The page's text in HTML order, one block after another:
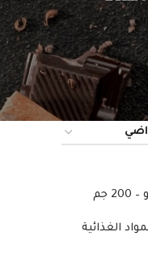
جم
الغذائية